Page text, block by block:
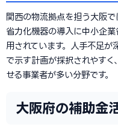
関西の物流拠点を担う大阪で
省力化機器の導入に中小企
用されています。人手不足
で示す計画が採択されやす
せる事業者が多い分野です。
大阪府の補助金